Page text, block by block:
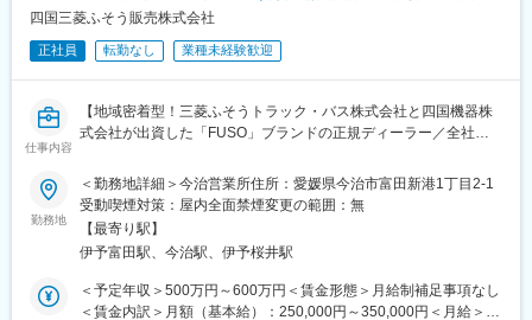
ドは昔からお客様より厚い信頼を得ており、性能的にも優れてい
ると高いご評価を頂いています。
■当社の魅力：
・全ての部門（整備、営業等）が連携しながら、丁寧なアフター
フォローに力を入れております。修理、故障を未然に防ぐ定期的
な点検案内をきめ細やかに行っていることから、多くのお客様よ
て取引先からの厚い信頼に加えて、各地域に支店、営業所を展開
しているため、抜群の安定基盤を誇ります。
■社風：
制が築かれております。また、社内研修、社内イベントなどにお
いて、各部署、各支店の社員と交流できるチャンスが多々用意さ
四国三菱ふそう販売株式会社
正社員 転勤なし 業種未経験歓迎
仕事内容
【地域密着型！三菱ふそうトラック・バス株式会社と四国機器株
式会社が出資した「FUSO」ブランドの正規ディーラー／全社平
／転勤なし】
■業務概要：
同社にて法人のお客様向けに自動車（主に1.5トン～大型までのト
ラック・バス）の提案からアフターフォローまで定期的なヒアリ
ング、アフターフォローを担当いただきます。
・お客様への定期的なヒアリング
勤務地
＜勤務地詳細＞今治営業所住所：愛媛県今治市富田新港1丁目2-1
受動喫煙対策：屋内全面禁煙変更の範囲：無
【最寄り駅】
伊予富田駅、今治駅、伊予桜井駅
＜予定年収＞500万円～600万円＜賃金形態＞月給制補足事項なし
＜賃金内訳＞月額（基本給）：250,000円～350,000円＜月給＞